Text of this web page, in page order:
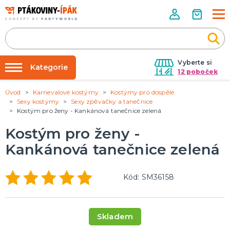
Vyberte si
12 poboček
Půjčovna kostýmů
Párty výzdoba na klíč
Nafukování balónků
Prodejny
Párty Blog
Kategorie
Narozeninové oslavy
KARNEVALOVÉ KOSTÝMY
Kostýmy pro děti
DOPLŇKY A MAKEUP
Make-up, dekorace na kůži, tetování, umělé řasy
Úvod Karnevalové kostýmy
Kostýmy pro dospělé
Sexy kostýmy
Sexy zpěvačky a tanečnice
Kostým pro ženy - Kankánová tanečnice zelená
Kostým pro ženy -
Kankánová tanečnice zelená
Kód: SM36158
Skladem